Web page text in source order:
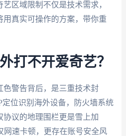
区域限制不仅是技术需求，
真实可操作的方案，带你重
打不开爱奇艺？
色警告背后，是三重技术封
位识别海外设备，防火墙系统
议的地理围栏更是雪上加
网速卡顿，更存在账号安全风